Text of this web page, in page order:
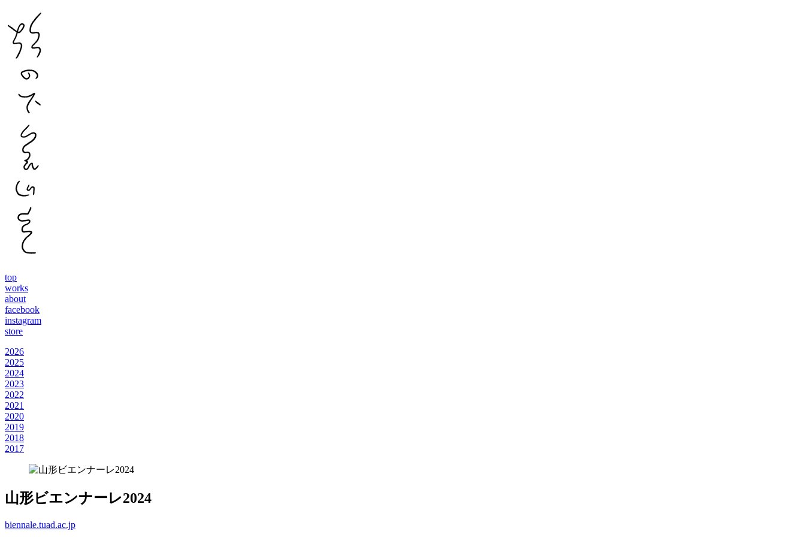
top
works
about
facebook
instagram
store
2026
2025
2024
2023
2022
2021
2020
2019
2018
2017
山形ビエンナーレ2024
biennale.tuad.ac.jp